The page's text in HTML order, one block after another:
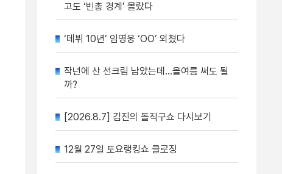
고도 ‘빈총 경계’ 몰랐다
‘데뷔 10년’ 임영웅 ‘OO’ 외쳤다
작년에 산 선크림 남았는데…올여름 써도 될
까?
[2026.8.7] 김진의 돌직구쇼 다시보기
12월 27일 토요랭킹쇼 클로징